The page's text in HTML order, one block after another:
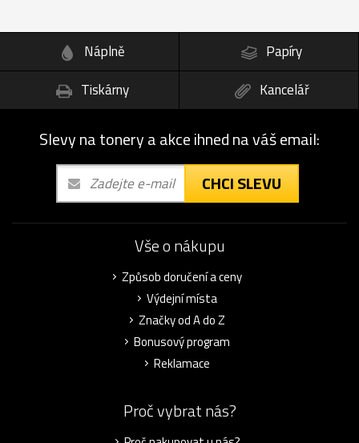
Náplně
Papíry
Tiskárny
Kancelář
Slevy na tonery a akce ihned na váš email:
CHCI SLEVU
Vše o nákupu
Způsob doručení a ceny
Výdejní místa
Značky od A do Z
Bonusový program
Reklamace
Proč vybrat nás?